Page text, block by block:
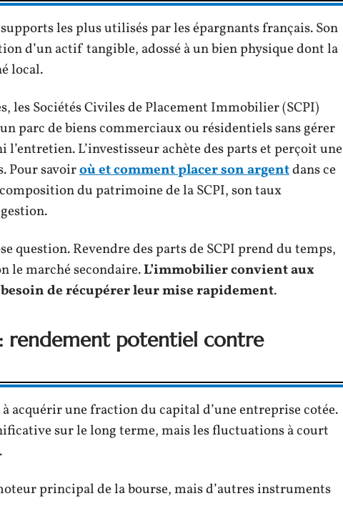
les plus utilisés par les épargnants français. Son
d’un actif tangible, adossé à un bien physique dont la
local.
les Sociétés Civiles de Placement Immobilier (SCPI)
parc de biens commerciaux ou résidentiels sans gérer
L’investisseur achète des parts et perçoit une
Pour savoiroù et comment placer son argentdans ce
du patrimoine de la SCPI, son taux
question. Revendre des parts de SCPI prend du temps,
le marché secondaire.L’immobilier convient aux
de récupérer leur mise rapidement.
rendement potentiel contre
acquérir une fraction du capital d’une entreprise cotée.
sur le long terme, mais les fluctuations à court
principal de la bourse, mais d’autres instruments